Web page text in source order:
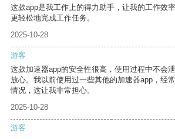
这款app是我工作上的得力助手，让我的工作效
更轻松地完成工作任务。
2025-10-28
游客
这款加速器app的安全性很高，使用过程中不会
放心。我以前使用过一些其他的加速器app，经
情况，这让我非常担心。
2025-10-28
游客